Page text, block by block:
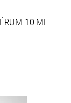
10 ML